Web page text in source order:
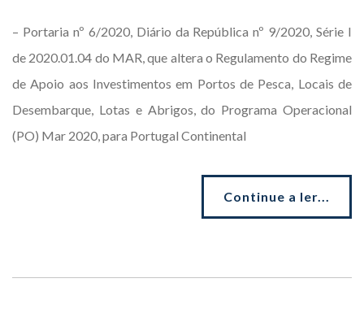
– Portaria nº 6/2020, Diário da República nº 9/2020, Série I
de 2020.01.04 do MAR, que altera o Regulamento do Regime
de Apoio aos Investimentos em Portos de Pesca, Locais de
Desembarque, Lotas e Abrigos, do Programa Operacional
(PO) Mar 2020, para Portugal Continental
Continue a ler...